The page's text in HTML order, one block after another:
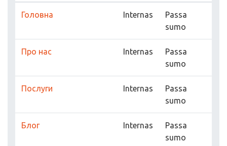
Головна Internas
Passa
sumo
Про нас Internas
Passa
sumo
Послуги Internas
Passa
sumo
Блог Internas
Passa
sumo